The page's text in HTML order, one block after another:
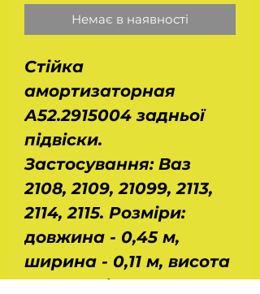
Немає в наявності
Стійка
амортизаторная
А52.2915004 задньої
підвіски.
Застосування: Ваз
2108, 2109, 21099, 2113,
2114, 2115. Розміри:
довжина - 0,45 м,
ширина - 0,11 м, висота
- 0,11 м. Діаметр